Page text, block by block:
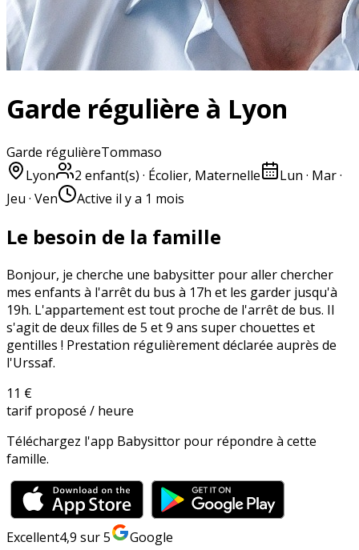
Garde régulière à Lyon
Garde régulièreTommaso
Lyon
2 enfant(s) · Écolier, Maternelle
Lun · Mar ·
Jeu · Ven
Active il y a 1 mois
Le besoin de la famille
​Bonjour, je cherche une babysitter pour aller chercher
mes enfants à l'arrêt du bus à 17h et les garder jusqu'à
19h. L'appartement est tout proche de l'arrêt de bus. Il
s'agit de deux filles de 5 et 9 ans super chouettes et
gentilles ! Prestation régulièrement déclarée auprès de
l'Urssaf.
11 €
tarif proposé / heure
Téléchargez l'app Babysittor pour répondre à cette
famille.
Excellent4,9 sur 5 Google